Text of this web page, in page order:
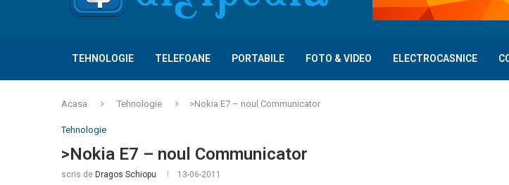
TEHNOLOGIE TELEFOANE PORTABILE FOTO & VIDEO ELECTROCASNICE
Acasa Tehnologie >Nokia E7 – noul Communicator
Tehnologie
>Nokia E7 – noul Communicator
scris de Dragos Schiopu 13-06-2011